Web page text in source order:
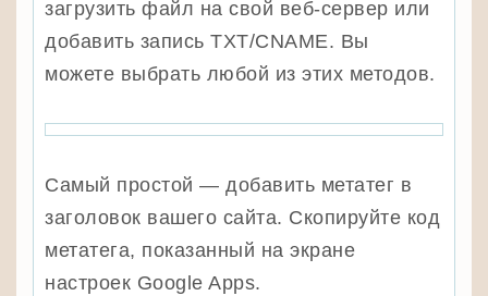
загрузить файл на свой веб-сервер или
добавить запись TXT/CNAME. Вы
можете выбрать любой из этих методов.
Самый простой — добавить метатег в
заголовок вашего сайта. Скопируйте код
метатега, показанный на экране
настроек Google Apps.